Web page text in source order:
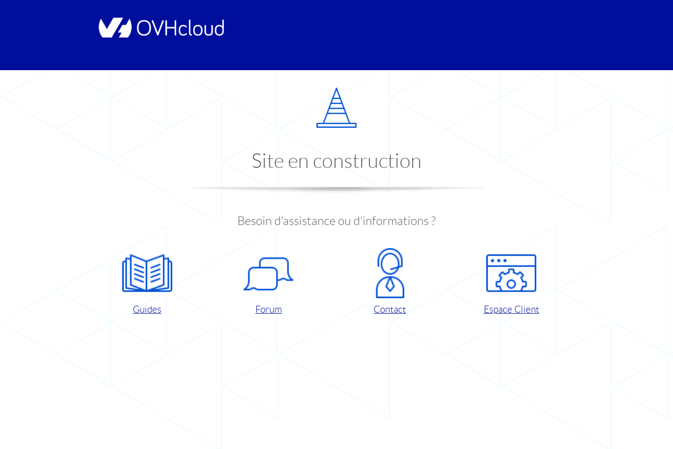
Site en construction
Besoin d'assistance ou d'informations ?
Guides Forum Contact Espace Client